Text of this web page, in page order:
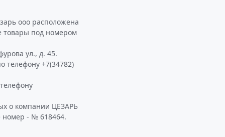
ооо расположена
товары под номером
ул., д. 45.
телефону +7(34782)
о компании ЦЕЗАРЬ
номер - № 618464.